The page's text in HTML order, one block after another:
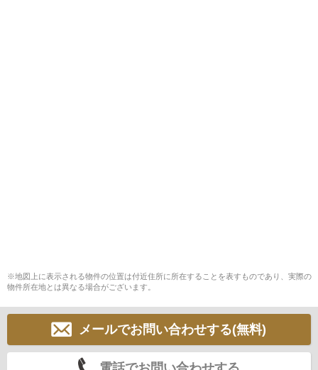
※地図上に表示される物件の位置は付近住所に所在することを表すものであり、実際の
物件所在地とは異なる場合がございます。
メールでお問い合わせする(無料)